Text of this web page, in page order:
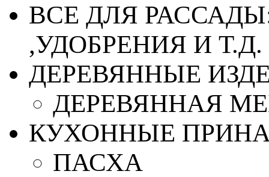
ВСЕ ДЛЯ
,УДОБРЕНИЯ И Т.Д.
ДЕРЕВЯННЫЕ
ДЕРЕВЯННАЯ
КУХОННЫЕ
ПАСХА